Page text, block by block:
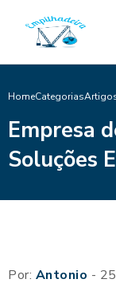
HomeCategorias
Empresa
Soluções
Por: Antonio -